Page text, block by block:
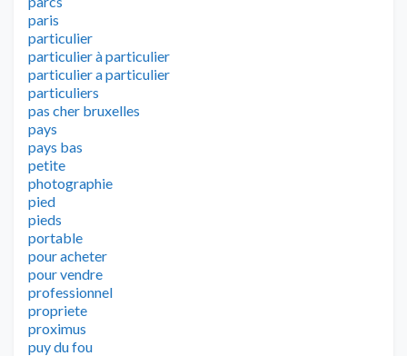
paris
particulier
particulier à particulier
particulier a particulier
particuliers
pas cher bruxelles
pays
pays bas
petite
photographie
pied
pieds
portable
pour acheter
pour vendre
professionnel
propriete
proximus
puy du fou